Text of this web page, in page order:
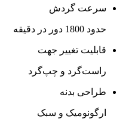
سرعت گردش
حدود 1800 دور در دقیقه
قابلیت تغییر جهت
راست‌گرد و چپ‌گرد
طراحی بدنه
ارگونومیک و سبک